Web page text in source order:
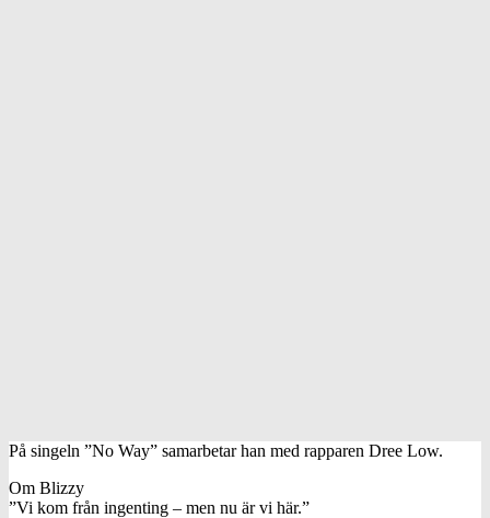
På singeln ”No Way” samarbetar han med rapparen Dree Low.
Om Blizzy
”Vi kom från ingenting – men nu är vi här.”